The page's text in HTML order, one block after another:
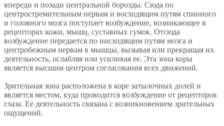
впереди и позади центральной борозды. Сюда по
центростремительным нервам и восходящим путям спинного
и головного мозга поступает возбуждение, возникающее в
рецепторах кожи, мышц, суставных сумок. Отсюда
возбуждение передается по нисходящим путям мозга и
центробежным нервам в мышцы, вызывая или прекращая их
деятельность, ослабляя или усиливая ее. Эта зона коры
является высшим центром согласования всех движений.
Зрительная зона расположена в коре затылочных долей и
является местом, куда проводится возбуждение от рецепторов
глаза. Ее деятельность связана с возникновением зрительных
ощущений.